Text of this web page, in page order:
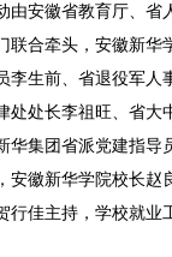
由安徽省教育厅、省
联合牵头，安徽新华
李生前、省退役军人
处处长李祖旺、省大
华集团省派党建指导
安徽新华学院校长赵
行佳主持，学校就业